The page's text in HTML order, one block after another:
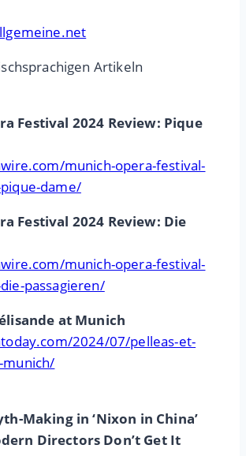
Artikeln
Festival 2024 Review: Pique
munich-opera-festival-
dame/
Festival 2024 Review: Die
munich-opera-festival-
passagieren/
at Munich
2024/07/pelleas-et-
munich/
Making in ‘Nixon in China’
Directors Don’t Get It